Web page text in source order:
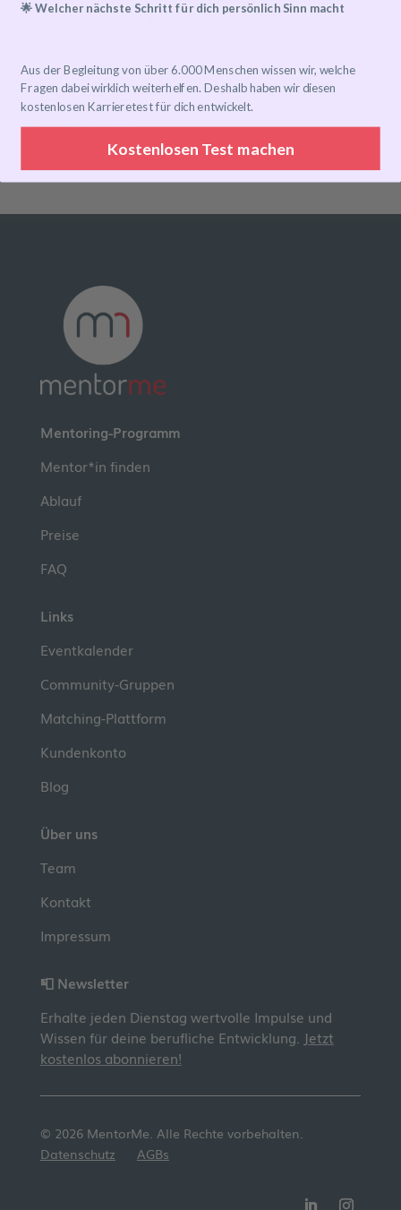
Categories
Unkategorisiert
Mentoring-Programm
Mentor*in finden
Ablauf
Preise
FAQ
Links
Eventkalender
Community-Gruppen
Matching-Plattform
Kundenkonto
Blog
Über uns
Team
Kontakt
Impressum
📮 Newsletter
Erhalte jeden Dienstag wertvolle Impulse und
Wissen für deine berufliche Entwicklung. Jetzt
kostenlos abonnieren!
© 2026 MentorMe. Alle Rechte vorbehalten.
Datenschutz
AGBs
🌟 Welcher nächste Schritt für dich persönlich Sinn macht
Aus der Begleitung von über 6.000 Menschen wissen wir, welche
Fragen dabei wirklich weiterhelfen. Deshalb haben wir diesen
kostenlosen Karrieretest für dich entwickelt.
Kostenlosen Test machen